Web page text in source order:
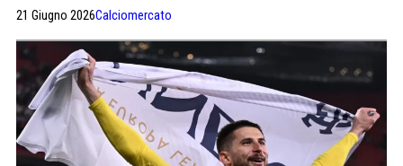
21 Giugno 2026Calciomercato